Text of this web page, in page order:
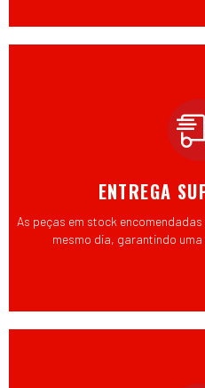
ENTREGA
As peças em stock
mesmo dia, garantindo